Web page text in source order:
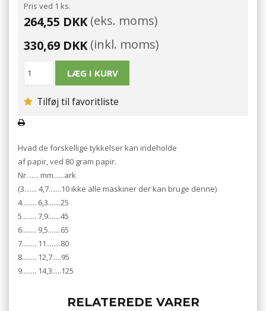
Pris ved 1 ks.
264,55 DKK(eks. moms)
330,69 DKK(inkl. moms)
Tilføj til favoritliste
Hvad de forskellige tykkelser kan indeholde
af papir, ved 80 gram papir.
Nr. ..... mm......ark
(3....... 4,7.......10 ikke alle maskiner der kan bruge denne)
4........ 6,3.......25
5........ 7,9.......45
6........ 9,5.......65
7........ 11........80
8........ 12,7.....95
9........ 14,3.....125
RELATEREDE VARER